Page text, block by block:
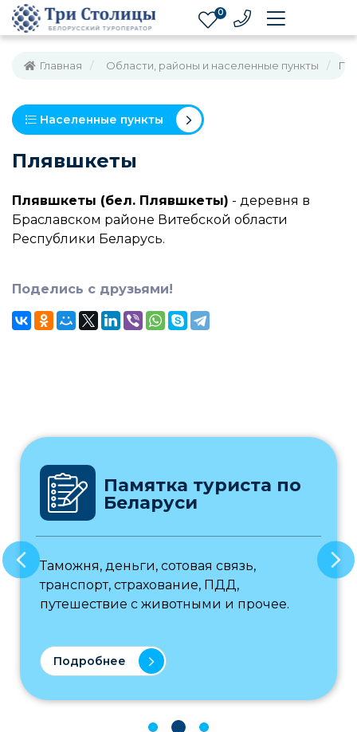
0
Главная Области, районы и населенные пункты
Населенные пункты
Плявшкеты
Плявшкеты (бел. Плявшкеты) - деревня в
Браславском районе Витебской области
Республики Беларусь.
Поделись с друзьями!
Памятка туриста по
Беларуси
Таможня, деньги, сотовая связь,
транспорт, страхование, ПДД,
путешествие с животными и прочее.
Подробнее